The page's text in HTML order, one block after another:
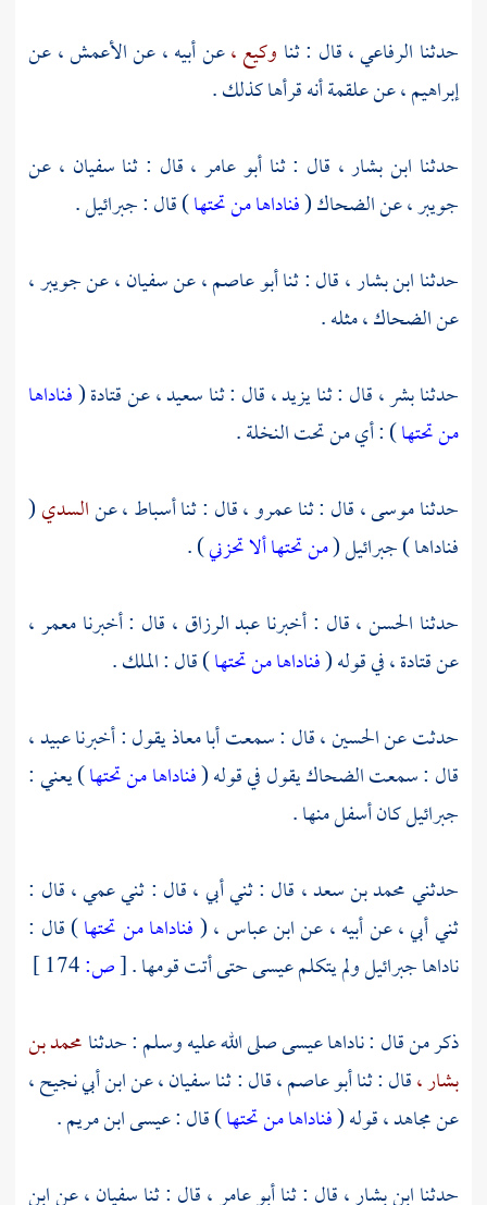
حدثنا الرفاعي ، قال : ثنا وكيع ،عن أبيه ، عنالأعمش ،عن
إبراهيم ،عنعلقمةأنه قرأها كذلك .
حدثنا ابن بشار ، قال : ثناأبو عامر ، قال : ثنا سفيان ، عن
جويبر ،عنالضحاك(فناداها من تحتها) قال : جبرائيل .
حدثناابن بشار ،قال : ثناأبو عاصم ،عنسفيان ،عنجويبر ،
عنالضحاك ،مثله .
حدثنابشر ،قال : ثنايزيد ،قال : ثناسعيد ،عنقتادة(فناداها
من تحتها) : أي من تحت النخلة .
حدثناموسى ،قال : ثناعمرو ،قال : ثناأسباط ،عنالسدي(
فناداها ) جبرائيل (من تحتها ألا تحزني) .
حدثنا الحسن ،قال : أخبرناعبد الرزاق ، قال : أخبرنامعمر ،
عنقتادة ،في قوله (فناداها من تحتها) قال : الملك .
حدثت عنالحسين ،قال : سمعتأبا معاذيقول : أخبرناعبيد ،
قال : سمعتالضحاكيقول في قوله (فناداها من تحتها) يعني :
جبرائيل كان أسفل منها .
حدثنيمحمد بن سعد ، قال : ثني أبي ، قال : ثني عمي ، قال :
ثني أبي ، عن أبيه ، عنابن عباس ،(فناداها من تحتها) قال :
ناداهاجبرائيلولم يتكلمعيسىحتى أتت قومها .[ص:
ذكر من قال : ناداهاعيسىصلى الله عليه وسلم : حدثنامحمد بن
بشار ،قال : ثناأبو عاصم ،قال : ثناسفيان ،عنابن أبي نجيح ،
عنمجاهد ،قوله (فناداها من تحتها) قال : عيسى ابن مريم .
حدثناابن بشار ،قال : ثناأبو عامر ،قال : ثناسفيان ،عنابن